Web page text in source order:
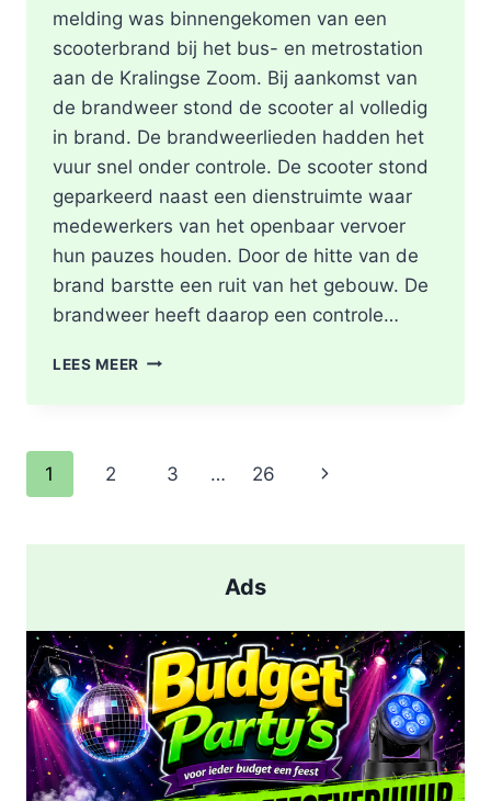
melding was binnengekomen van een
scooterbrand bij het bus- en metrostation
aan de Kralingse Zoom. Bij aankomst van
de brandweer stond de scooter al volledig
in brand. De brandweerlieden hadden het
vuur snel onder controle. De scooter stond
geparkeerd naast een dienstruimte waar
medewerkers van het openbaar vervoer
hun pauzes houden. Door de hitte van de
brand barstte een ruit van het gebouw. De
brandweer heeft daarop een controle…
LEES MEER SCOOTER
STATION
IN
Paginanavigatie
1 2 3 … 26
Volgende
Ads